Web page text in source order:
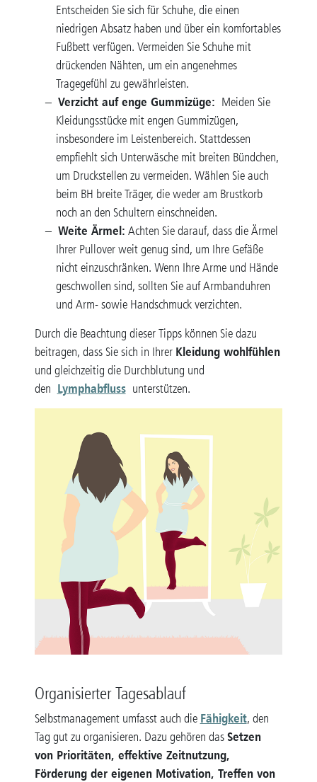
Entscheiden Sie sich für Schuhe, die einen
niedrigen Absatz haben und über ein komfortables
Fußbett verfügen. Vermeiden Sie Schuhe mit
drückenden Nähten, um ein angenehmes
Tragegefühl zu gewährleisten.
Verzicht auf enge Gummizüge: Meiden Sie
Kleidungsstücke mit engen Gummizügen,
insbesondere im Leistenbereich. Stattdessen
empfiehlt sich Unterwäsche mit breiten Bündchen,
um Druckstellen zu vermeiden. Wählen Sie auch
beim BH breite Träger, die weder am Brustkorb
noch an den Schultern einschneiden.
Weite Ärmel: Achten Sie darauf, dass die Ärmel
Ihrer Pullover weit genug sind, um Ihre Gefäße
nicht einzuschränken. Wenn Ihre Arme und Hände
geschwollen sind, sollten Sie auf Armbanduhren
und Arm- sowie Handschmuck verzichten.
Durch die Beachtung dieser Tipps können Sie dazu
beitragen, dass Sie sich in Ihrer Kleidung wohlfühlen
und gleichzeitig die Durchblutung und
den Lymphabflussunterstützen.
Organisierter Tagesablauf
Selbstmanagement umfasst auch die Fähigkeit, den
Tag gut zu organisieren. Dazu gehören dasSetzen
von Prioritäten, effektive Zeitnutzung,
Förderung der eigenen Motivation, Treffen von